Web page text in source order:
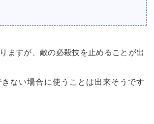
ますが、敵の必殺技を止めることが出
ない場合に使うことは出来そうです